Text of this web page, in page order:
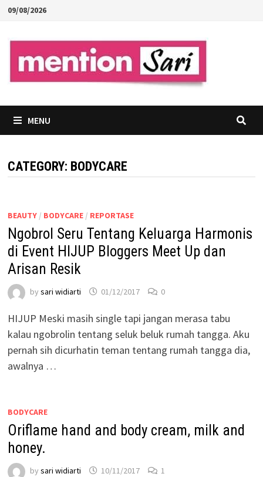
Skip
content
09/08/2026
MENU
CATEGORY: BODYCARE
BEAUTY/ BODYCARE/ REPORTASE
Ngobrol Seru Tentang Keluarga Harmonis
di Event HIJUP Bloggers Meet Up dan
Arisan Resik
by sari widiarti 01/12/2017 0
HIJUP Meski masih single tapi jangan merasa tabu
kalau ngobrolin tentang seluk beluk rumah tangga. Aku
pernah sih dicurhatin teman tentang rumah tangga dia,
awalnya …
BODYCARE
Oriflame hand and body cream, milk and
honey.
by sari widiarti 10/11/2017 1